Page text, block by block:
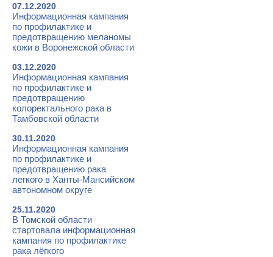
07.12.2020
Информационная кампания
по профилактике и
предотвращению меланомы
кожи в Воронежской области
03.12.2020
Информационная кампания
по профилактике и
предотвращению
колоректального рака в
Тамбовской области
30.11.2020
Информационная кампания
по профилактике и
предотвращению рака
легкого в Ханты-Мансийском
автономном округе
25.11.2020
В Томской области
стартовала информационная
кампания по профилактике
рака лёгкого